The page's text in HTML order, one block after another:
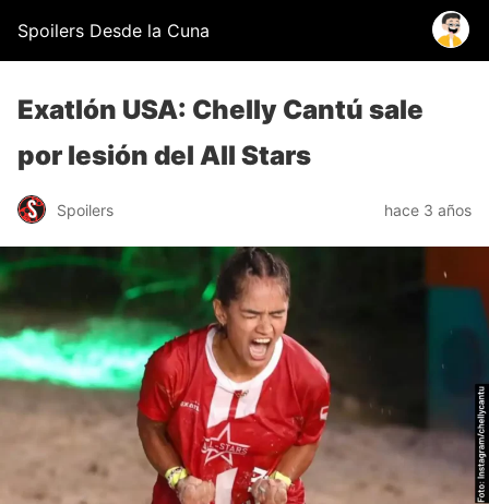
Spoilers Desde la Cuna
Exatlón USA: Chelly Cantú sale
por lesión del All Stars
Spoilers hace 3 años